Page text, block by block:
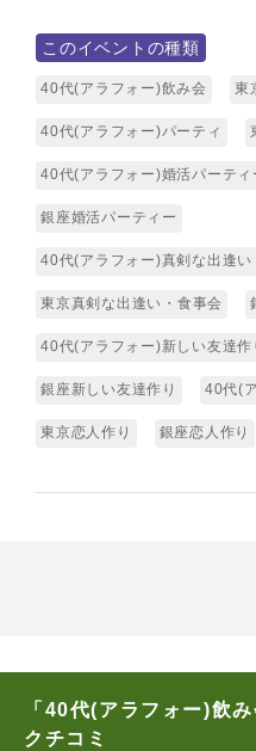
このイベントの種類
40代(アラフォー)飲み会 東
40代(アラフォー)パーティ
40代(アラフォー)婚活パーティ
銀座婚活パーティー
40代(アラフォー)真剣な出逢い
東京真剣な出逢い・食事会
40代(アラフォー)新しい友達作
銀座新しい友達作り 40代(
東京恋人作り 銀座恋人作り
「40代(アラフォー)飲
クチコミ